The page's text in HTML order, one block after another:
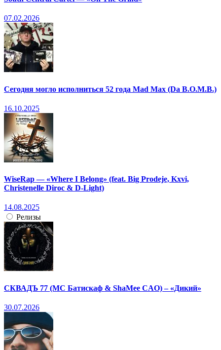
07.02.2026
Сегодня могло исполниться 52 года Mad Max (Da B.O.M.B.)
16.10.2025
WiseRap — «Where I Belong» (feat. Big Prodeje, Kxvi,
Christenelle Diroc & D-Light)
14.08.2025
Релизы
СКВАДЪ 77 (МС Батискаф & ShaMee CAO) – «Дикий»
30.07.2026